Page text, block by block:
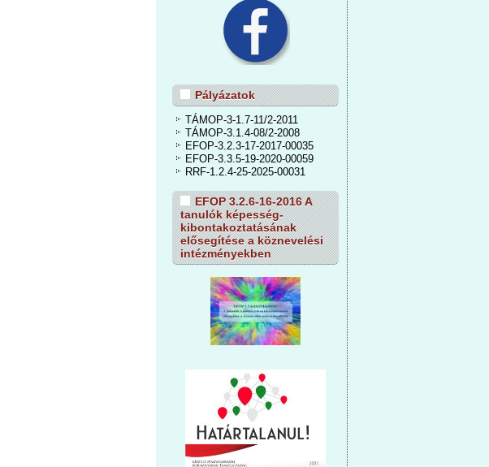
Pályázatok
TÁMOP-3-1.7-11/2-2011
TÁMOP-3.1.4-08/2-2008
EFOP-3.2.3-17-2017-00035
EFOP-3.3.5-19-2020-00059
RRF-1.2.4-25-2025-00031
EFOP 3.2.6-16-2016 A
tanulók képesség-
kibontakoztatásának
elősegítése a köznevelési
intézményekben